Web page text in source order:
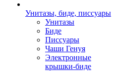
Унитазы, биде, писсуары
Унитазы
Биде
Писсуары
Чаши Генуя
Электронные
крышки-биде